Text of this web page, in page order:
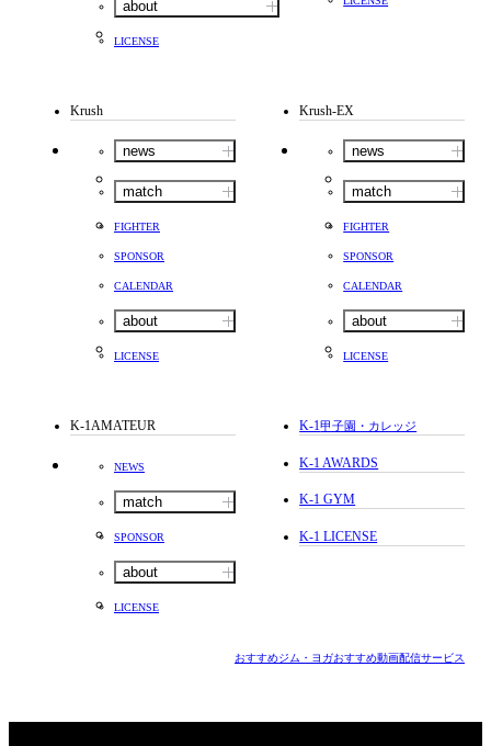
about
LICENSE
Krush
news
match
FIGHTER
SPONSOR
CALENDAR
about
LICENSE
Krush-EX
news
match
FIGHTER
SPONSOR
CALENDAR
about
LICENSE
K-1AMATEUR
NEWS
match
SPONSOR
about
LICENSE
K-1甲子園・カレッジ
K-1 AWARDS
K-1 GYM
K-1 LICENSE
おすすめジム・ヨガおすすめ動画配信サービス